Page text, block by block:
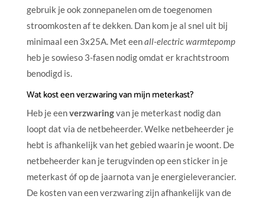
gebruik je ook zonnepanelen om de toegenomen
stroomkosten af te dekken. Dan kom je al snel uit bij
minimaal een 3x25A. Met eenall-electric warmtepomp
heb je sowieso 3-fasen nodig omdat er krachtstroom
benodigd is.
Wat kost een verzwaring van mijn meterkast?
Heb je eenverzwaringvan je meterkast nodig dan
loopt dat via de netbeheerder. Welke netbeheerder je
hebt is afhankelijk van het gebied waarin je woont. De
netbeheerder kan je terugvinden op een sticker in je
meterkast óf op de jaarnota van je energieleverancier.
De kosten van een verzwaring zijn afhankelijk van de